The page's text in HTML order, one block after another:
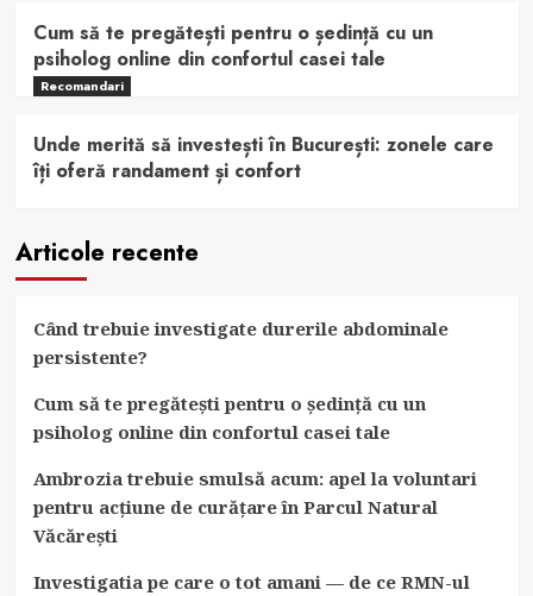
Cum să te pregătești pentru o ședință cu un
psiholog online din confortul casei tale
Recomandari
Unde merită să investești în București: zonele care
îți oferă randament și confort
Articole recente
Când trebuie investigate durerile abdominale
persistente?
Cum să te pregătești pentru o ședință cu un
psiholog online din confortul casei tale
Ambrozia trebuie smulsă acum: apel la voluntari
pentru acțiune de curățare în Parcul Natural
Văcărești
Investigatia pe care o tot amani — de ce RMN-ul